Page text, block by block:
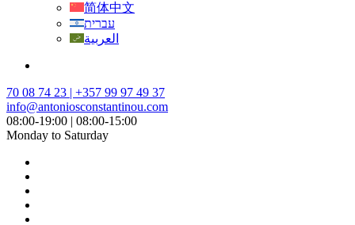
简体中文
עברית
العربية
70 08 74 23 | +357 99 97 49 37
info@antoniosconstantinou.com
08:00-19:00 | 08:00-15:00
Monday to Saturday